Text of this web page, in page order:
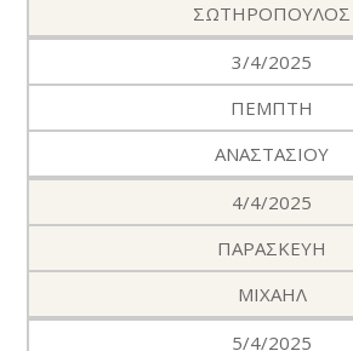
ΣΩΤΗΡΟΠΟΥΛΟΣ
3/4/2025
ΠΕΜΠΤΗ
ΑΝΑΣΤΑΣΙΟΥ
4/4/2025
ΠΑΡΑΣΚΕΥΗ
ΜΙΧΑΗΛ
5/4/2025